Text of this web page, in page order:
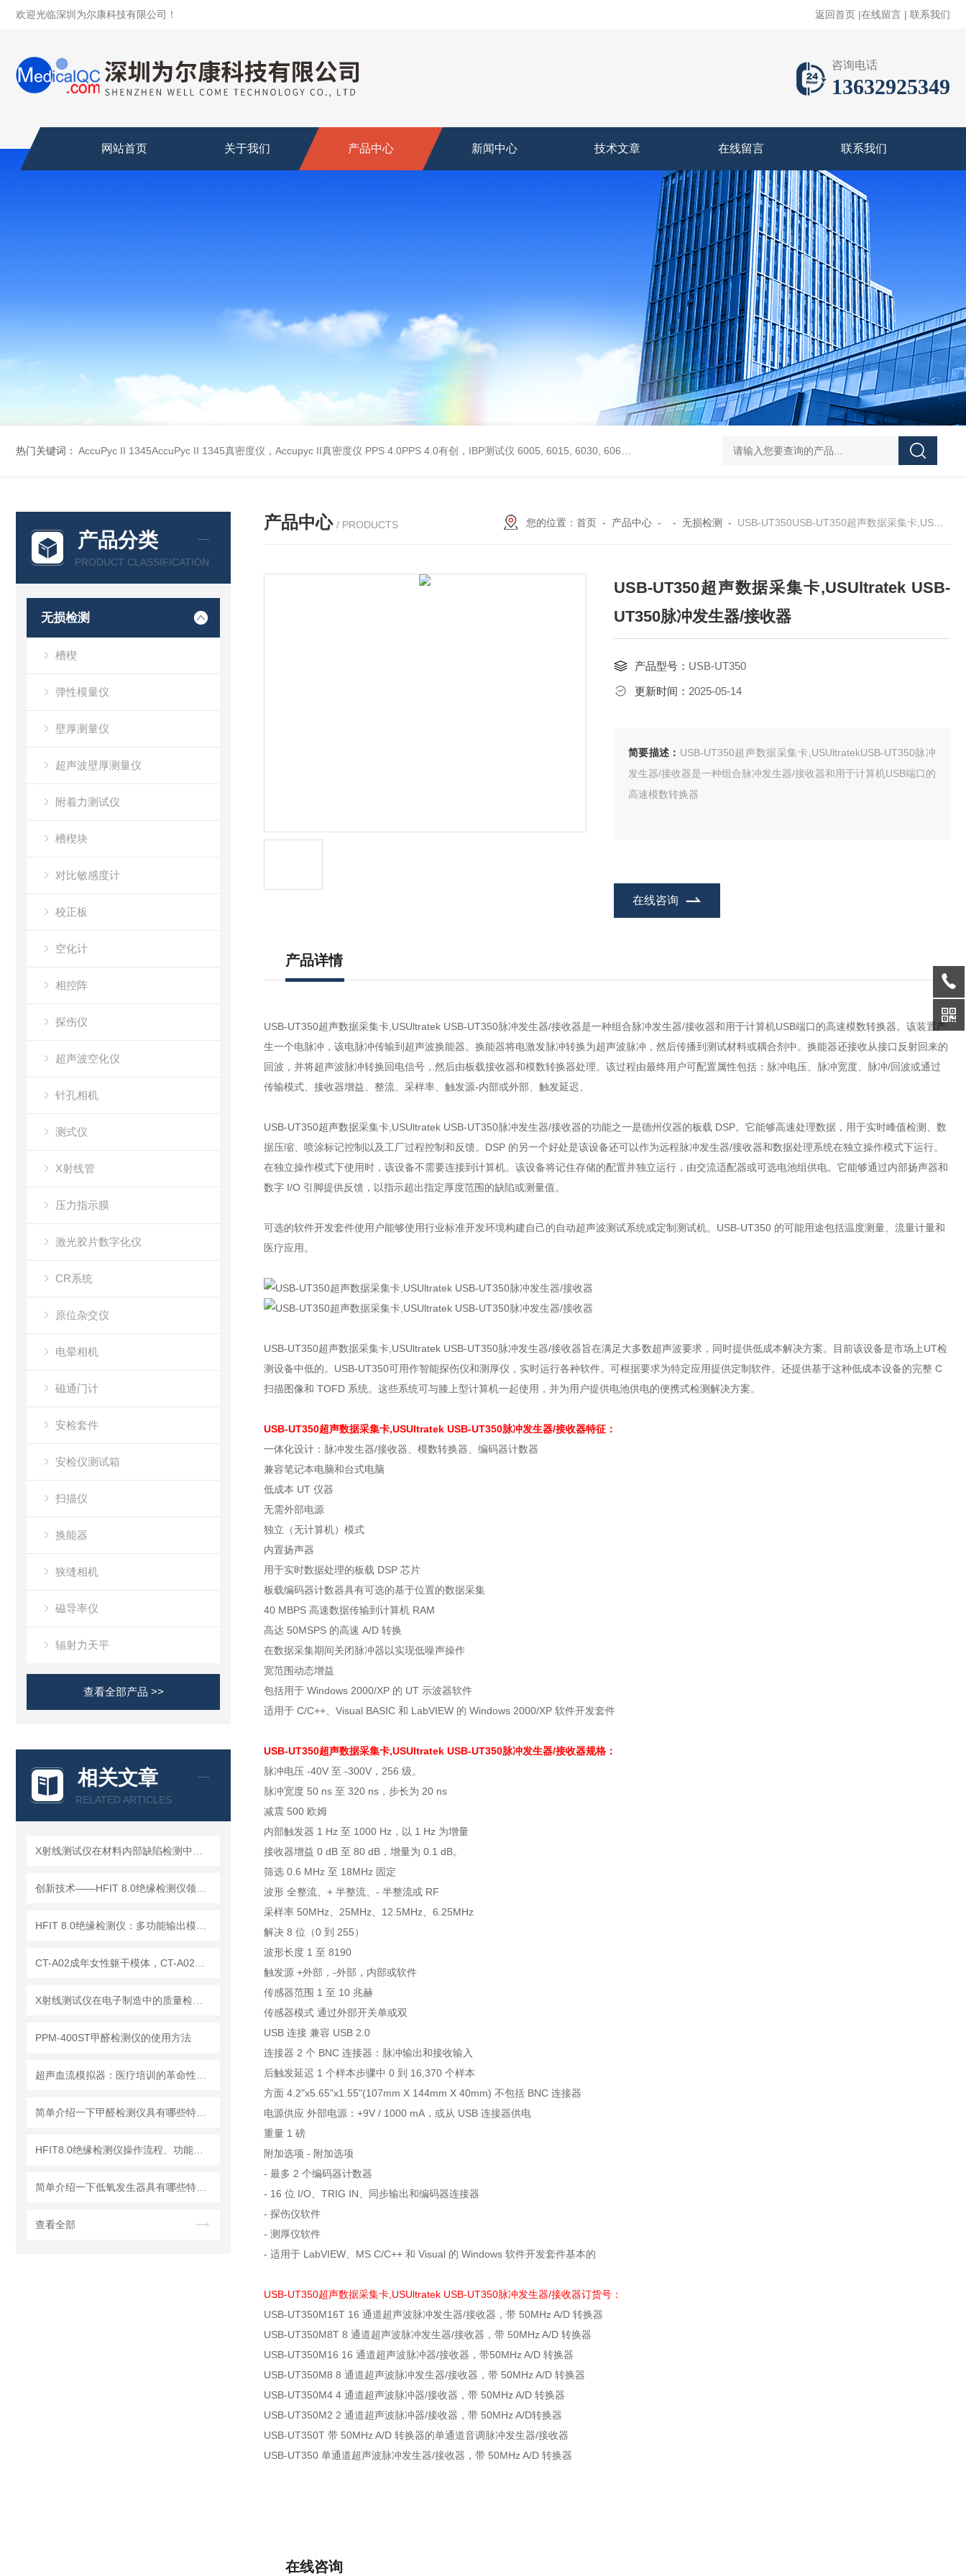
欢迎光临深圳为尔康科技有限公司！ 返回首页 |在线留言 | 联系我们
咨询电话
13632925349
网站首页 关于我们 产品中心 新闻中心 技术文章 在线留言 联系我们
热门关键词： AccuPyc II 1345AccuPyc II 1345真密度仪，Accupyc II真密度仪 PPS 4.0PPS 4.0有创，IBP测试仪 6005, 6015, 6030, 6060, 6100, 6170Hans Rudolph非扩散气体收集袋,Hans Rudolph非扩散气囊
产品分类
PRODUCT CLASSIFICATION
无损检测
槽楔
弹性模量仪
壁厚测量仪
超声波壁厚测量仪
附着力测试仪
槽楔块
对比敏感度计
校正板
空化计
相控阵
探伤仪
超声波空化仪
针孔相机
测式仪
X射线管
压力指示膜
激光胶片数字化仪
CR系统
原位杂交仪
电晕相机
磁通门计
安检套件
安检仪测试箱
扫描仪
换能器
狭缝相机
磁导率仪
辐射力天平
查看全部产品 >>
相关文章
RELATED ARTICLES
PPM-400ST甲醛检测仪的使用方法
查看全部
产品中心 / PRODUCTS 您的位置： 首页- 产品中心- - 无损检测 - USB-UT350USB-UT350超声数据采集卡,USUltratek USB-UT350脉冲发生器/接收器
USB-UT350超声数据采集卡,USUltratek USB-
UT350脉冲发生器/接收器
产品型号： USB-UT350
更新时间： 2025-05-14
简要描述： USB-UT350超声数据采集卡,USUltratekUSB-UT350脉冲
发生器/接收器是一种组合脉冲发生器/接收器和用于计算机USB端口的
高速模数转换器
在线咨询
产品详情
USB-UT350超声数据采集卡,USUltratek USB-UT350脉冲发生器/接收器是一种组合脉冲发生器/接收器和用于计算机USB端口的高速模数转换器。该装置产
生一个电脉冲，该电脉冲传输到超声波换能器。换能器将电激发脉冲转换为超声波脉冲，然后传播到测试材料或耦合剂中。换能器还接收从接口反射回来的
回波，并将超声波脉冲转换回电信号，然后由板载接收器和模数转换器处理。该过程由最终用户可配置属性包括：脉冲电压、脉冲宽度、脉冲/回波或通过
传输模式、接收器增益、整流、采样率、触发源-内部或外部、触发延迟、
USB-UT350超声数据采集卡,USUltratek USB-UT350脉冲发生器/接收器的功能之一是德州仪器的板载 DSP。它能够高速处理数据，用于实时峰值检测、数
据压缩、喷涂标记控制以及工厂过程控制和反馈。DSP 的另一个好处是该设备还可以作为远程脉冲发生器/接收器和数据处理系统在独立操作模式下运行。
在独立操作模式下使用时，该设备不需要连接到计算机。该设备将记住存储的配置并独立运行，由交流适配器或可选电池组供电。它能够通过内部扬声器和
数字 I/O 引脚提供反馈，以指示超出指定厚度范围的缺陷或测量值。
可选的软件开发套件使用户能够使用行业标准开发环境构建自己的自动超声波测试系统或定制测试机。USB-UT350 的可能用途包括温度测量、流量计量和
医疗应用。
USB-UT350超声数据采集卡,USUltratek USB-UT350脉冲发生器/接收器旨在满足大多数超声波要求，同时提供低成本解决方案。目前该设备是市场上UT检
测设备中低的。USB-UT350可用作智能探伤仪和测厚仪，实时运行各种软件。可根据要求为特定应用提供定制软件。还提供基于这种低成本设备的完整 C
扫描图像和 TOFD 系统。这些系统可与膝上型计算机一起使用，并为用户提供电池供电的便携式检测解决方案。
USB-UT350超声数据采集卡,USUltratek USB-UT350脉冲发生器/接收器特征：
一体化设计：脉冲发生器/接收器、模数转换器、编码器计数器
兼容笔记本电脑和台式电脑
低成本 UT 仪器
无需外部电源
独立（无计算机）模式
内置扬声器
用于实时数据处理的板载 DSP 芯片
板载编码器计数器具有可选的基于位置的数据采集
40 MBPS 高速数据传输到计算机 RAM
高达 50MSPS 的高速 A/D 转换
在数据采集期间关闭脉冲器以实现低噪声操作
宽范围动态增益
包括用于 Windows 2000/XP 的 UT 示波器软件
适用于 C/C++、Visual BASIC 和 LabVIEW 的 Windows 2000/XP 软件开发套件
USB-UT350超声数据采集卡,USUltratek USB-UT350脉冲发生器/接收器规格：
脉冲电压 -40V 至 -300V，256 级。
脉冲宽度 50 ns 至 320 ns，步长为 20 ns
减震 500 欧姆
内部触发器 1 Hz 至 1000 Hz，以 1 Hz 为增量
接收器增益 0 dB 至 80 dB，增量为 0.1 dB。
筛选 0.6 MHz 至 18MHz 固定
波形 全整流、+ 半整流、- 半整流或 RF
采样率 50MHz、25MHz、12.5MHz、6.25MHz
解决 8 位（0 到 255）
波形长度 1 至 8190
触发源 +外部，-外部，内部或软件
传感器范围 1 至 10 兆赫
传感器模式 通过外部开关单或双
USB 连接 兼容 USB 2.0
连接器 2 个 BNC 连接器：脉冲输出和接收输入
后触发延迟 1 个样本步骤中 0 到 16,370 个样本
方面 4.2"x5.65"x1.55"(107mm X 144mm X 40mm) 不包括 BNC 连接器
电源供应 外部电源：+9V / 1000 mA，或从 USB 连接器供电
重量 1 磅
附加选项 - 附加选项
- 最多 2 个编码器计数器
- 16 位 I/O、TRIG IN、同步输出和编码器连接器
- 探伤仪软件
- 测厚仪软件
- 适用于 LabVIEW、MS C/C++ 和 Visual 的 Windows 软件开发套件基本的
USB-UT350超声数据采集卡,USUltratek USB-UT350脉冲发生器/接收器订货号：
USB-UT350M16T 16 通道超声波脉冲发生器/接收器，带 50MHz A/D 转换器
USB-UT350M8T 8 通道超声波脉冲发生器/接收器，带 50MHz A/D 转换器
USB-UT350M16 16 通道超声波脉冲器/接收器，带50MHz A/D 转换器
USB-UT350M8 8 通道超声波脉冲发生器/接收器，带 50MHz A/D 转换器
USB-UT350M4 4 通道超声波脉冲器/接收器，带 50MHz A/D 转换器
USB-UT350M2 2 通道超声波脉冲器/接收器，带 50MHz A/D转换器
USB-UT350T 带 50MHz A/D 转换器的单通道音调脉冲发生器/接收器
USB-UT350 单通道超声波脉冲发生器/接收器，带 50MHz A/D 转换器
在线咨询